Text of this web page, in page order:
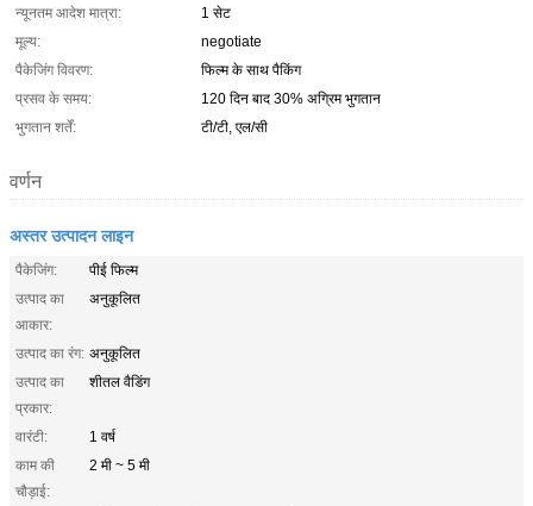
न्यूनतम आदेश मात्रा:
1 सेट
मूल्य:
negotiate
पैकेजिंग विवरण:
फिल्म के साथ पैकिंग
प्रसव के समय:
120 दिन बाद 30% अग्रिम भुगतान
भुगतान शर्तें:
टी/टी, एल/सी
वर्णन
अस्तर उत्पादन लाइन
पैकेजिंग:
पीई फिल्म
उत्पाद का
आकार:
अनुकूलित
उत्पाद का रंग: अनुकूलित
उत्पाद का
प्रकार:
शीतल वैडिंग
वारंटी:
1 वर्ष
काम की
चौड़ाई:
2 मी ~ 5 मी